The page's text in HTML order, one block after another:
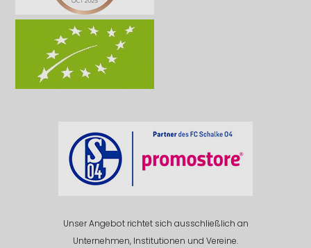
Unser Angebot richtet sich ausschließlich an
Unternehmen, Institutionen und Vereine.